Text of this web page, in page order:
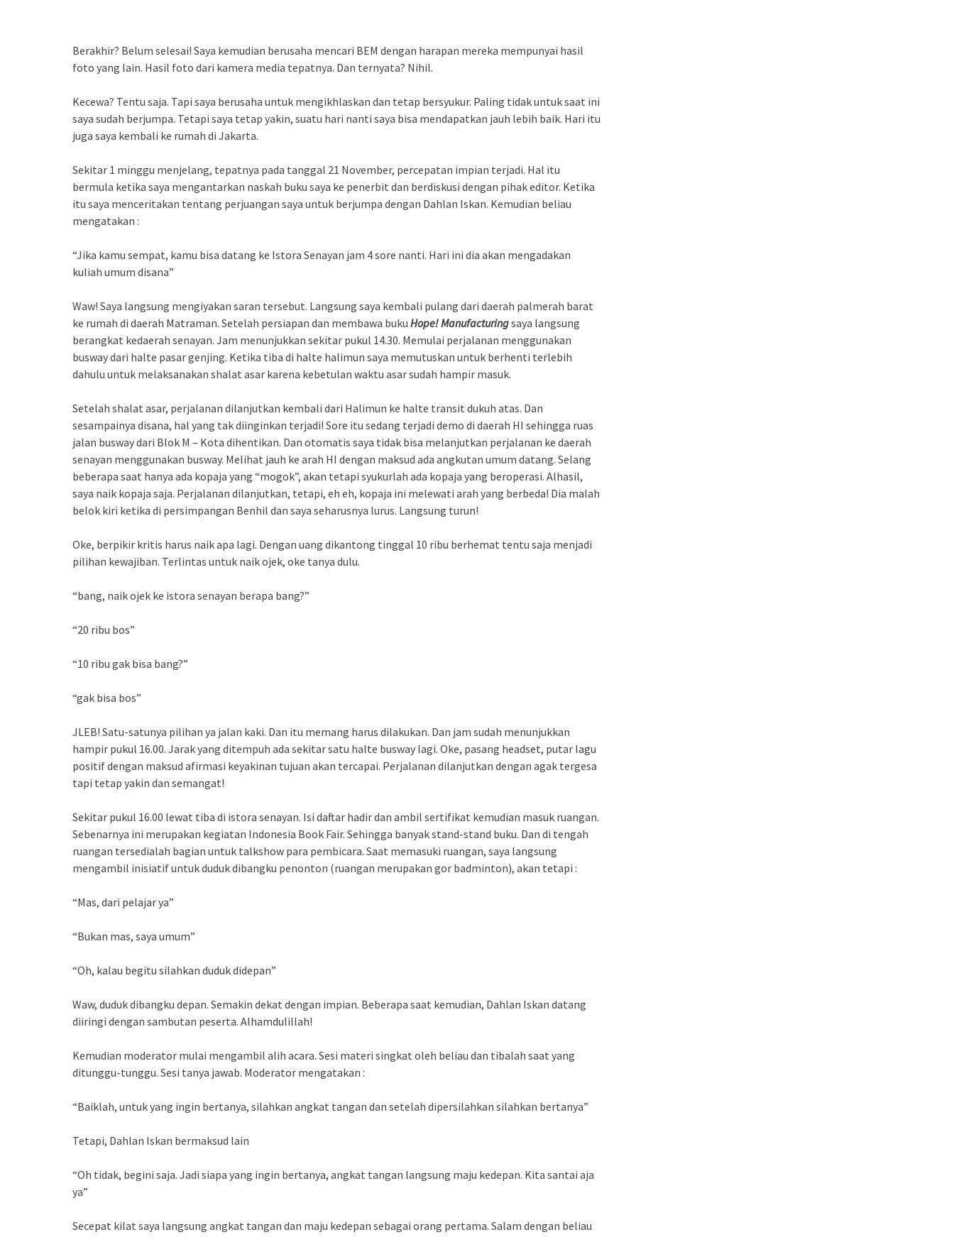
Berakhir? Belum selesai! Saya kemudian berusaha mencari BEM dengan harapan mereka mempunyai hasil
foto yang lain. Hasil foto dari kamera media tepatnya. Dan ternyata? Nihil.
Kecewa? Tentu saja. Tapi saya berusaha untuk mengikhlaskan dan tetap bersyukur. Paling tidak untuk saat ini
saya sudah berjumpa. Tetapi saya tetap yakin, suatu hari nanti saya bisa mendapatkan jauh lebih baik. Hari itu
juga saya kembali ke rumah di Jakarta.
Sekitar 1 minggu menjelang, tepatnya pada tanggal 21 November, percepatan impian terjadi. Hal itu
bermula ketika saya mengantarkan naskah buku saya ke penerbit dan berdiskusi dengan pihak editor. Ketika
itu saya menceritakan tentang perjuangan saya untuk berjumpa dengan Dahlan Iskan. Kemudian beliau
mengatakan :
“Jika kamu sempat, kamu bisa datang ke Istora Senayan jam 4 sore nanti. Hari ini dia akan mengadakan
kuliah umum disana”
Waw! Saya langsung mengiyakan saran tersebut. Langsung saya kembali pulang dari daerah palmerah barat
ke rumah di daerah Matraman. Setelah persiapan dan membawa buku Hope! Manufacturingsaya langsung
berangkat kedaerah senayan. Jam menunjukkan sekitar pukul 14.30. Memulai perjalanan menggunakan
busway dari halte pasar genjing. Ketika tiba di halte halimun saya memutuskan untuk berhenti terlebih
dahulu untuk melaksanakan shalat asar karena kebetulan waktu asar sudah hampir masuk.
Setelah shalat asar, perjalanan dilanjutkan kembali dari Halimun ke halte transit dukuh atas. Dan
sesampainya disana, hal yang tak diinginkan terjadi! Sore itu sedang terjadi demo di daerah HI sehingga ruas
jalan busway dari Blok M – Kota dihentikan. Dan otomatis saya tidak bisa melanjutkan perjalanan ke daerah
senayan menggunakan busway. Melihat jauh ke arah HI dengan maksud ada angkutan umum datang. Selang
beberapa saat hanya ada kopaja yang “mogok”, akan tetapi syukurlah ada kopaja yang beroperasi. Alhasil,
saya naik kopaja saja. Perjalanan dilanjutkan, tetapi, eh eh, kopaja ini melewati arah yang berbeda! Dia malah
belok kiri ketika di persimpangan Benhil dan saya seharusnya lurus. Langsung turun!
Oke, berpikir kritis harus naik apa lagi. Dengan uang dikantong tinggal 10 ribu berhemat tentu saja menjadi
pilihan kewajiban. Terlintas untuk naik ojek, oke tanya dulu.
“bang, naik ojek ke istora senayan berapa bang?”
“20 ribu bos”
“10 ribu gak bisa bang?”
“gak bisa bos”
JLEB! Satu-satunya pilihan ya jalan kaki. Dan itu memang harus dilakukan. Dan jam sudah menunjukkan
hampir pukul 16.00. Jarak yang ditempuh ada sekitar satu halte busway lagi. Oke, pasang headset, putar lagu
positif dengan maksud afirmasi keyakinan tujuan akan tercapai. Perjalanan dilanjutkan dengan agak tergesa
tapi tetap yakin dan semangat!
Sekitar pukul 16.00 lewat tiba di istora senayan. Isi daftar hadir dan ambil sertifikat kemudian masuk ruangan.
Sebenarnya ini merupakan kegiatan Indonesia Book Fair. Sehingga banyak stand-stand buku. Dan di tengah
ruangan tersedialah bagian untuk talkshow para pembicara. Saat memasuki ruangan, saya langsung
mengambil inisiatif untuk duduk dibangku penonton (ruangan merupakan gor badminton), akan tetapi :
“Mas, dari pelajar ya”
“Bukan mas, saya umum”
“Oh, kalau begitu silahkan duduk didepan”
Waw, duduk dibangku depan. Semakin dekat dengan impian. Beberapa saat kemudian, Dahlan Iskan datang
diiringi dengan sambutan peserta. Alhamdulillah!
Kemudian moderator mulai mengambil alih acara. Sesi materi singkat oleh beliau dan tibalah saat yang
ditunggu-tunggu. Sesi tanya jawab. Moderator mengatakan :
“Baiklah, untuk yang ingin bertanya, silahkan angkat tangan dan setelah dipersilahkan silahkan bertanya”
Tetapi, Dahlan Iskan bermaksud lain
“Oh tidak, begini saja. Jadi siapa yang ingin bertanya, angkat tangan langsung maju kedepan. Kita santai aja
ya”
Secepat kilat saya langsung angkat tangan dan maju kedepan sebagai orang pertama. Salam dengan beliau